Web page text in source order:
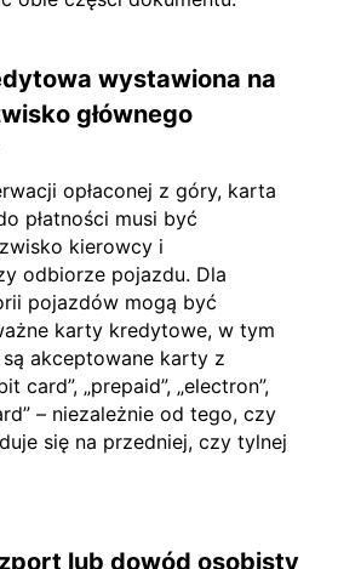
wystawiona na
głównego
opłaconej z góry, karta
płatności musi być
kierowcy i
odbiorze pojazdu. Dla
pojazdów mogą być
karty kredytowe, w tym
są akceptowane karty z
card”, „prepaid”, „electron”,
– niezależnie od tego, czy
się na przedniej, czy tylnej
lub dowód osobisty